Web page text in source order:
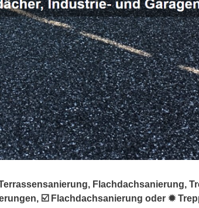
Flachdachsanierung,
☑️ Flachdachsanierung oder ✹